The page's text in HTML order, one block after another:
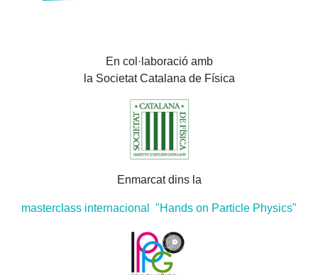
En col·laboració amb
la Societat Catalana de Física
Enmarcat dins la
masterclass internacional "Hands on Particle Physics"